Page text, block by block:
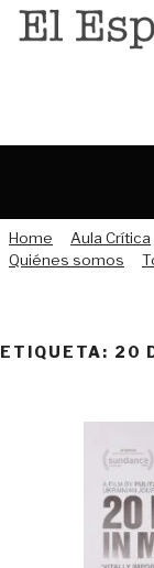
Saltar
Home Aula Crítica
Quiénes somos
ETIQUETA: 20